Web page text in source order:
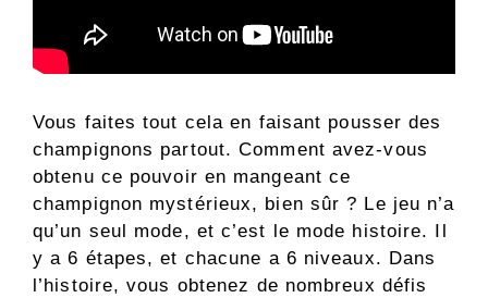
Vous faites tout cela en faisant pousser des
champignons partout. Comment avez-vous
obtenu ce pouvoir en mangeant ce
champignon mystérieux, bien sûr ? Le jeu n’a
qu’un seul mode, et c’est le mode histoire. Il
y a 6 étapes, et chacune a 6 niveaux. Dans
l’histoire, vous obtenez de nombreux défis